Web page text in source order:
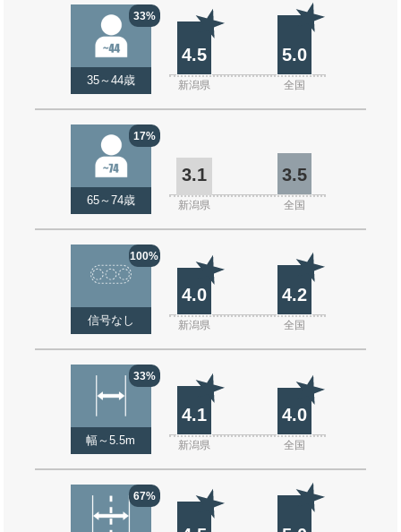
33%
35～44歳
4.5 5.0
新潟県 全国
17%
65～74歳
3.1 3.5
新潟県 全国
100%
信号なし
4.0 4.2
新潟県 全国
33%
幅～5.5m
4.1 4.0
新潟県 全国
67%